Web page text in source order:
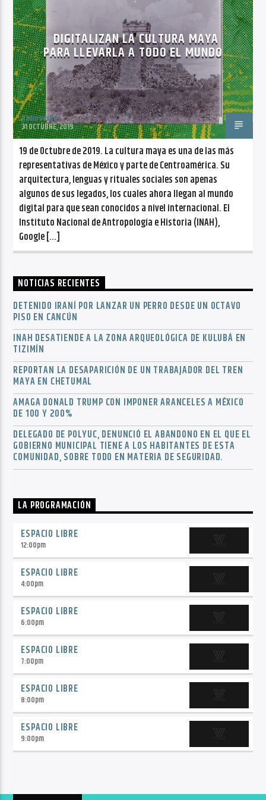
NO TITLES AVAILABLE
Radio VoxQR
DIGITALIZAN LA CULTURA MAYA
PARA LLEVARLA A TODO EL MUNDO
Radio VoxQR
31 OCTUBRE, 2019
19 de Octubre de 2019. La cultura maya es una de las más
representativas de México y parte de Centroamérica. Su
arquitectura, lenguas y rituales sociales son apenas
algunos de sus legados, los cuales ahora llegan al mundo
digital para que sean conocidos a nivel internacional. El
Instituto Nacional de Antropología e Historia (INAH),
Google […]
NOTICIAS RECIENTES
DETENIDO IRANÍ POR LANZAR UN PERRO DESDE UN OCTAVO
PISO EN CANCÚN
INAH DESATIENDE A LA ZONA ARQUEOLÓGICA DE KULUBÁ EN
TIZIMÍN
REPORTAN LA DESAPARICIÓN DE UN TRABAJADOR DEL TREN
MAYA EN CHETUMAL
AMAGA DONALD TRUMP CON IMPONER ARANCELES A MÉXICO
DE 100 Y 200%
DELEGADO DE POLYUC, DENUNCIÓ EL ABANDONO EN EL QUE EL
GOBIERNO MUNICIPAL TIENE A LOS HABITANTES DE ESTA
COMUNIDAD, SOBRE TODO EN MATERIA DE SEGURIDAD.
LA PROGRAMACIÓN
ESPACIO LIBRE
12:00pm
ESPACIO LIBRE
4:00pm
ESPACIO LIBRE
6:00pm
ESPACIO LIBRE
7:00pm
ESPACIO LIBRE
8:00pm
ESPACIO LIBRE
9:00pm